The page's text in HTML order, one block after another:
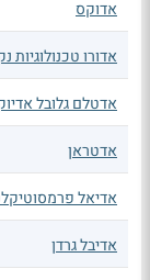
אדוקס
אדורו טכנולוגיות
אדטלם גלובל
אדטראן
אדיאל
אדיבל גרדן